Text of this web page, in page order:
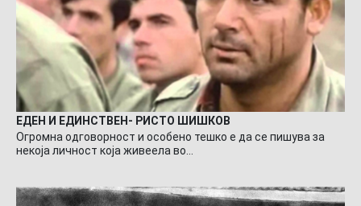
ЕДЕН И ЕДИНСТВЕН- РИСТО ШИШКОВ
Огромна одговорност и особено тешко е да се пишува за
некоја личност која живеела во…